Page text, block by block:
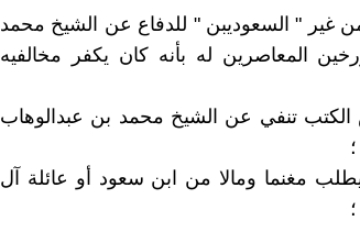
غير " السعوديبن " للدفاع عن الشيخ محمد
المعاصرين له بأنه كان يكفر مخالفيه
الكتب تنفي عن الشيخ محمد بن عبدالوهاب
مغنما ومالا من ابن سعود أو عائلة آل